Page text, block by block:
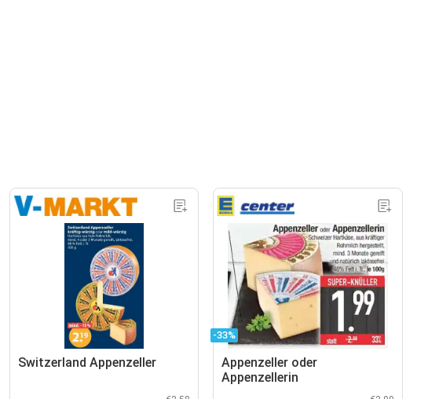
Switzerland Appenzeller
-33%
Appenzeller oder
Appenzellerin